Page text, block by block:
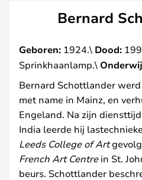
Bernard
Geboren: 1924.\ Dood:
Sprinkhaanlamp.\
Bernard Schottlander
met name in Mainz, en
Engeland. Na zijn
India leerde hij
Leeds College of Art
French Art Centrein St.
beurs. Schottlander